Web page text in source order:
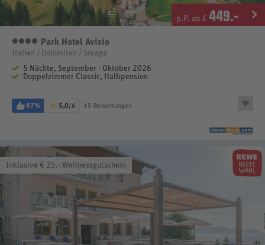
p.P. ab € 449.-
4 Sterne
Park Hotel Avisio
Italien / Dolomiten / Soraga
5 Nächte, September - Oktober 2026
Doppelzimmer Classic, Halbpension
87% 5,0/6 15 Bewertungen
Inklusive € 25.- Wellnessgutschein